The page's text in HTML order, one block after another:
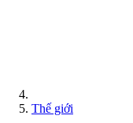
Thế giới